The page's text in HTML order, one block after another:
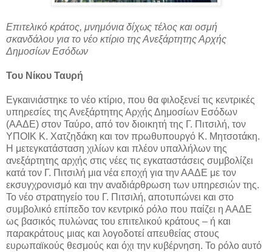
Επιτελικό κράτος, μνημόνια δίχως τέλος και οσμή
σκανδάλου για το νέο κτίριο της Ανεξάρτητης Αρχής
Δημοσίων Εσόδων
Του Νίκου Ταυρή
Εγκαινιάστηκε το νέο κτίριο, που θα φιλοξενεί τις κεντρικές
υπηρεσίες της Ανεξάρτητης Αρχής Δημοσίων Εσόδων
(ΑΑΔΕ) στον Ταύρο, από τον διοικητή της Γ. Πιτσιλή, τον
ΥΠΟΙΚ Κ. Χατζηδάκη και τον πρωθυπουργό Κ. Μητσοτάκη.
Η μετεγκατάσταση χιλίων και πλέον υπαλλήλων της
ανεξάρτητης αρχής στις νέες τις εγκαταστάσεις συμβολίζει
κατά τον Γ. Πιτσιλή μια νέα εποχή για την ΑΑΔΕ με τον
εκσυγχρονισμό και την αναδιάρθρωση των υπηρεσιών της.
Το νέο στρατηγείο του Γ. Πιτσιλή, αποτυπώνει και στο
συμβολικό επίπεδο τον κεντρικό ρόλο που παίζει η ΑΑΔΕ
ως βασικός πυλώνας του επιτελικού κράτους – ή και
παρακράτους μιας και λογοδοτεί απευθείας στους
ευρωπαϊκούς θεσμούς και όχι την κυβέρνηση. Το ρόλο αυτό